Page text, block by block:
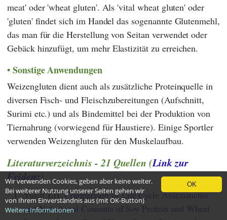
meat' oder 'wheat gluten'. Als 'vital wheat gluten' oder
'gluten' findet sich im Handel das sogenannte Glutenmehl,
das man für die Herstellung von Seitan verwendet oder
Gebäck hinzufügt, um mehr Elastizität zu erreichen.
Sonstige Anwendungen
Weizengluten dient auch als zusätzliche Proteinquelle in
diversen Fisch- und Fleischzubereitungen (Aufschnitt,
Surimi etc.) und als Bindemittel bei der Produktion von
Tiernahrung (vorwiegend für Haustiere). Einige Sportler
verwenden Weizengluten für den Muskelaufbau.
Literaturverzeichnis - 21 Quellen (Link zur
Evidenz)
1. Yusuf EH.Comparison of Life Cycle Assessments
and Nutritional Contents of Soy Protein and Wheat
OK
Wir verwenden Cookies, geben aber keine weiter.
Bei weiterer Nutzung unserer Seiten gehen wir
von Ihrem Einverständnis aus (mit OK-Button)
Weitere Informationen